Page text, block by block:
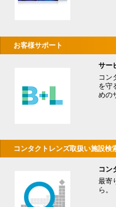
お客様サポート
サー
コン
を守
めの
コンタクトレンズ取扱い施設検
コン
最寄
ら。